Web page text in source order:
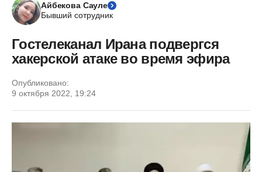
Айбекова Сауле
Бывший сотрудник
Гостелеканал Ирана подвергся
хакерской атаке во время эфира
Опубликовано:
9 октября 2022, 19:24